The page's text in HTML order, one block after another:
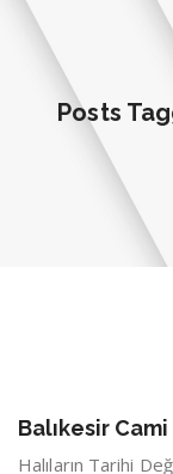
Posts
Balıkesir Cami
Halıların Tarihi